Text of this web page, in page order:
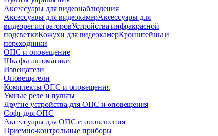
Аксессуары для видеонаблюдения
Аксессуары для видеокамерАксессуары для
видеорегистраторовУстройства инфракрасной
подсветкиКожухи для видеокамерКронштейны и
переходники
ОПС и оповещение
Шкафы автоматики
Извещатели
Оповещатели
Комплекты ОПС и оповещения
Умные реле и пульты
Другие устройства для ОПС и оповещения
Софт для ОПС
Аксессуары для ОПС и оповещения
Приемно-контрольные приборы